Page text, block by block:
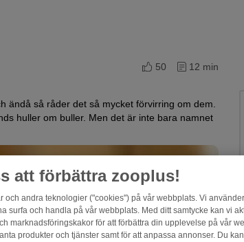
50
12 min
ändå så råder det så mycket förvirring om dem.
huller om buller. Men det är inte bara namnet
att förbättra zooplus!
och andra teknologier ("cookies") på vår webbplats. Vi
surfa och handla på vår webbplats. Med ditt samtycke kan vi
marknadsföringskakor för att förbättra din upplevelse på vår
produkter och tjänster samt för att anpassa annonser. Du